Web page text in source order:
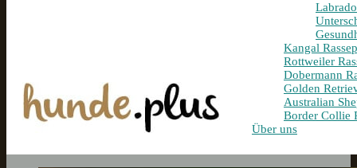
Kangal
Rottweiler
Dobermann
Golden
Australian
Border Collie
Über uns